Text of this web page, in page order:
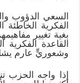
السعي الدؤوب
الفكرية الخاطئة
بغية تغيير
القاعدة
وشعوريٍّ عارم
إذا واجه الحزب